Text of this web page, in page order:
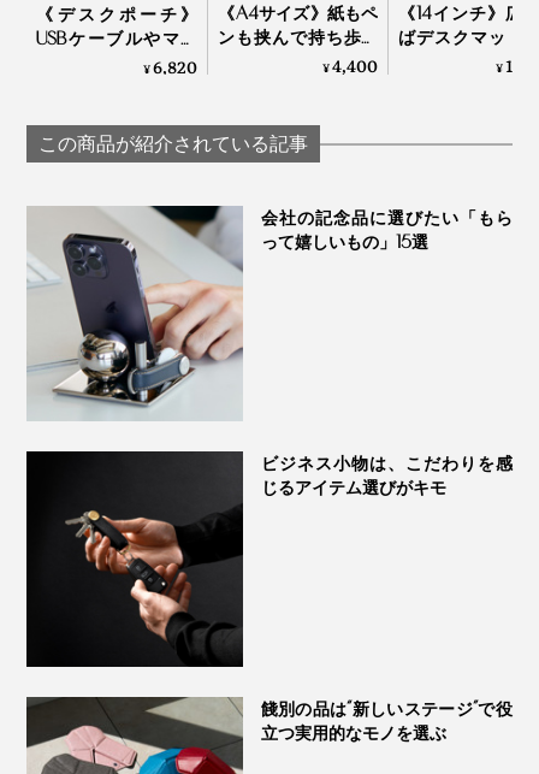
『Orbitkey IDカードホルダー・プロ』で、駅の改札へ、
オフィスへ、会議室へ、スマートに一直線！
プライバシーの保護も◎。オモテ面に、顔写真や名前入
りの社員証を、入れたまま出かけても、カードホルダー
面にはひっくり返らない設計です。
落ち着いた印象のカードホルダーは、本革製。自然環境
への配慮と、品質が保証されたLWG（LEATHER
WORKING GROUP：国際皮革環境認証）ゴールド認定
のトップグレインレザーを採用しています。
従来のカードホルダーの問題を徹底して調査したとこ
ろ、既存のワイヤーリールの構造に行きつきました。
部分的な改良ではなく、独自のワイヤーリールをつくら
なければならない――。
私たちにとって初めての経験だったので、パートナーと
して、一緒につくってくれるメーカー探しから、設計、
試作、テストと多くの時間を費やしましたが、誰もが楽
しく、心地よく使えるIDカードホルダーが完成したと思
っています」（チャールズ・イン氏）
オフィスはもちろん、スポーツジムでも重宝しますよ。
私はジムへ、入館証・プロテインドリンクのカードキ
ー・車の駐車券の3枚を持っていくのですが、
『Orbitkey IDカードホルダー・プロ』に入れて首に提げ
ジムへ着いたら、オモテ面の入館証をタッチ。そのまま
ウラ面から、プロテインドリンクのカードキーをとり出
して、運動前の一杯を。
トレーニングを終えて着替えたら、帰る前に、プロテイ
ンをもう一杯。同時に、ウラ面から、駐車券をとり出し
て、入館記録をピッ。あとは、オモテ面の入館証を再度
タッチして、帰宅へ。
《デスクポーチ》
USBケーブルやマウ
ス、イヤホン…デスク
納できる“気配り次
男”な「ビジネスポー
¥6,820
《A4サイズ》紙もペ
ンも挟んで持ち歩け
るから、どこでも書
パージャケットflex
¥4,400
《14インチ》広
ばデスクマット
る「ノートパソ
¥
この商品が紹介されている記事
会社の記念品に選びたい「もら
って嬉しいもの」15選
ビジネス小物は、こだわりを感
じるアイテム選びがキモ
餞別の品は“新しいステージ”で役
立つ実用的なモノを選ぶ